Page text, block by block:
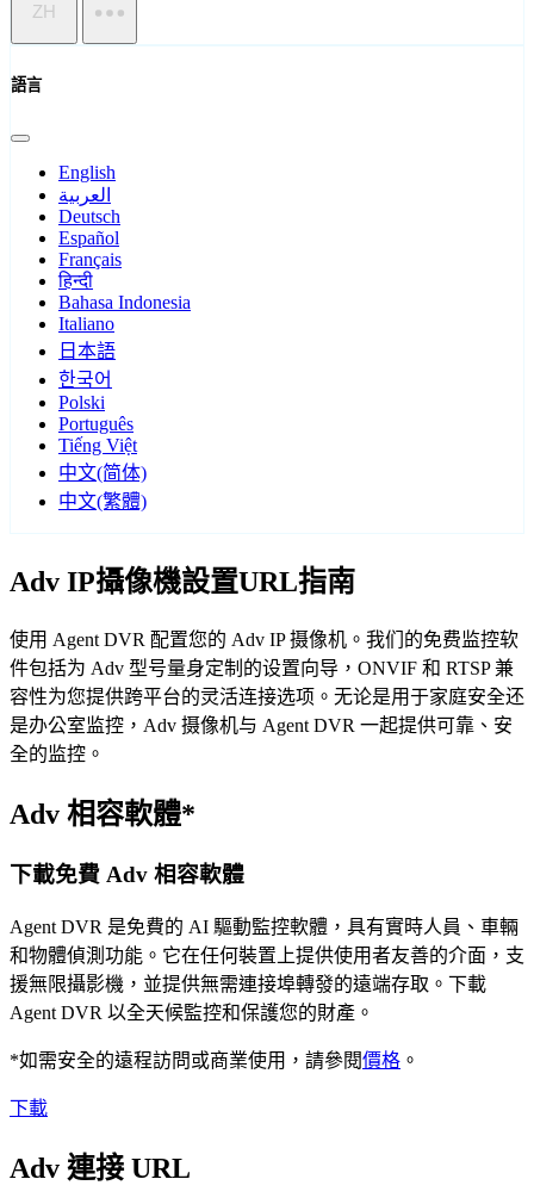
ZH
語言
English
العربية
Deutsch
Español
Français
हिन्दी
Bahasa Indonesia
Italiano
日本語
한국어
Polski
Português
Tiếng Việt
中文(简体)
中文(繁體)
Adv IP攝像機設置URL指南
使用 Agent DVR 配置您的 Adv IP 摄像机。我们的免费监控软
件包括为 Adv 型号量身定制的设置向导，ONVIF 和 RTSP 兼
容性为您提供跨平台的灵活连接选项。无论是用于家庭安全还
是办公室监控，Adv 摄像机与 Agent DVR 一起提供可靠、安
全的监控。
Adv 相容軟體*
下載免費 Adv 相容軟體
Agent DVR 是免費的 AI 驅動監控軟體，具有實時人員、車輛
和物體偵測功能。它在任何裝置上提供使用者友善的介面，支
援無限攝影機，並提供無需連接埠轉發的遠端存取。下載
Agent DVR 以全天候監控和保護您的財產。
*如需安全的遠程訪問或商業使用，請參閱價格 。
下載
Adv 連接 URL